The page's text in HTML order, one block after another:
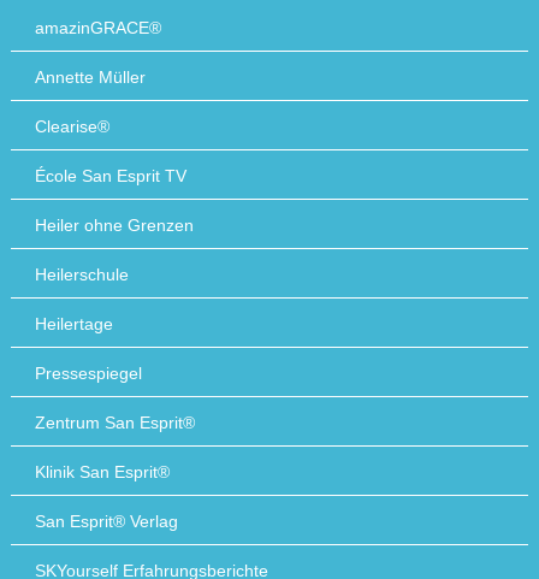
amazinGRACE®
Annette Müller
Clearise®
École San Esprit TV
Heiler ohne Grenzen
Heilerschule
Heilertage
Pressespiegel
Zentrum San Esprit®
Klinik San Esprit®
San Esprit® Verlag
SKYourself Erfahrungsberichte